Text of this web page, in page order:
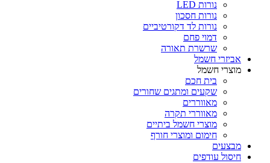
נורות LED
נורות חסכון
נורות לד דקורטיביים
דמוי פחם
שרשרת תאורה
אביזרי חשמל
מוצרי חשמל
בית חכם
שקעים ומתגים שחורים
מאווררים
מאווררי תקרה
מוצרי חשמל ביתיים
חימום ומוצרי חורף
מבצעים
חיסול עודפים